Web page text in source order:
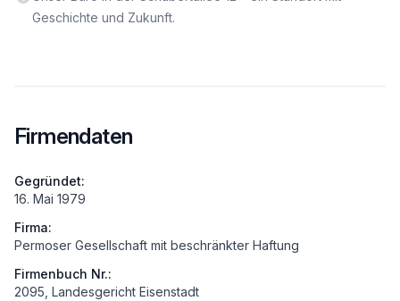
Geschichte und Zukunft.
Firmendaten
Gegründet:
16. Mai 1979
Firma:
Permoser Gesellschaft mit beschränkter Haftung
Firmenbuch Nr.:
2095, Landesgericht Eisenstadt